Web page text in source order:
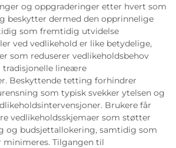
og oppgraderinger etter hvert som
beskytter dermed den opprinnelige
som fremtidig utvidelse
ved vedlikehold er like betydelige,
som reduserer vedlikeholdsbehov
lineære
Beskyttende tetting forhindrer
som typisk svekker ytelsen og
Brukere får
vedlikeholdsskjemaer som støtter
og budsjettallokering, samtidig som
minimeres. Tilgangen til